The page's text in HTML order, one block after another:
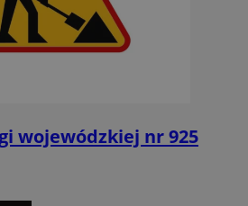
wojewódzkiej nr 925